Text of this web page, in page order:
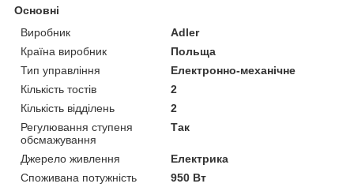
Основні
Виробник
Adler
Країна виробник
Польща
Тип управління
Електронно-механічне
Кількість тостів
2
Кількість відділень
2
Регулювання ступеня
обсмажування
Так
Джерело живлення
Електрика
Споживана потужність
950 Вт